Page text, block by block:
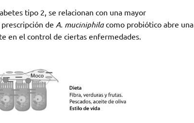
tipo 2, se relacionan con una mayor
de A. muciniphilacomo probiótico abre una
en el control de ciertas enfermedades.